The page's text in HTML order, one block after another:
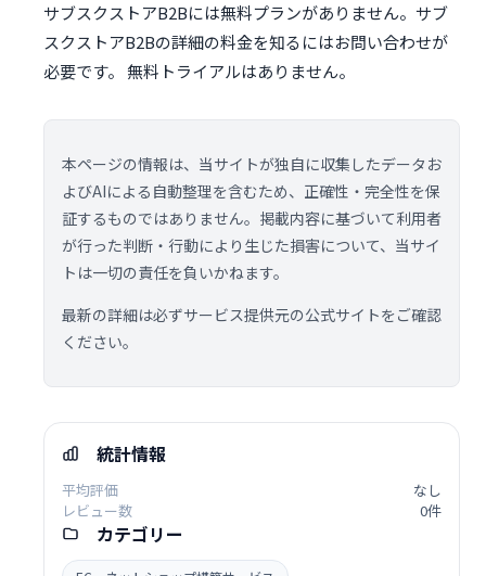
サブスクストアB2Bには無料プランがありません。サブ
スクストアB2Bの詳細の料金を知るにはお問い合わせが
必要です。 無料トライアルはありません。
本ページの情報は、当サイトが独自に収集したデータお
よびAIによる自動整理を含むため、正確性・完全性を保
証するものではありません。掲載内容に基づいて利用者
が行った判断・行動により生じた損害について、当サイ
トは一切の責任を負いかねます。
最新の詳細は必ずサービス提供元の公式サイトをご確認
ください。
統計情報
平均評価
なし
レビュー数
0件
カテゴリー